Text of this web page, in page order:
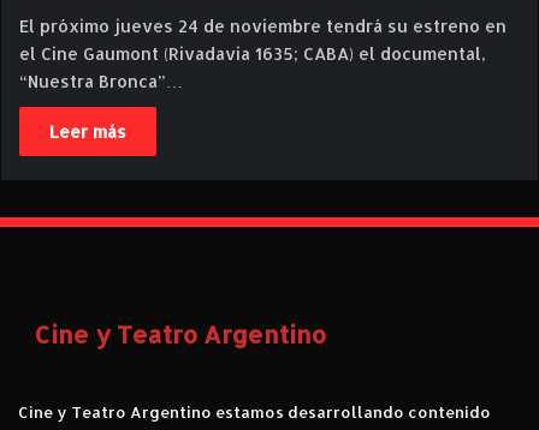
El próximo jueves 24 de noviembre tendrá su estreno en
el Cine Gaumont (Rivadavia 1635; CABA) el documental,
“Nuestra Bronca”…
Leer más
Cine y Teatro Argentino
Cine y Teatro Argentino estamos desarrollando contenido